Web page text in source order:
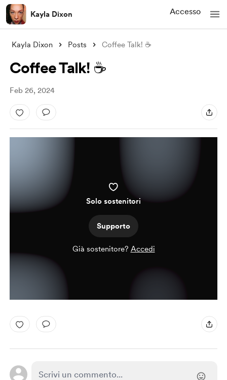
Kayla Dixon Accesso
Kayla Dixon Posts Coffee Talk! ☕️
Coffee Talk! ☕️
Feb 26, 2024
Solo sostenitori
Supporto
Già sostenitore? Accedi